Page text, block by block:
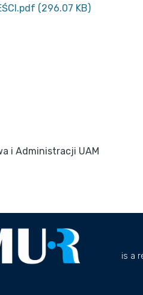
(296.07 KB)
i Administracji UAM
is a